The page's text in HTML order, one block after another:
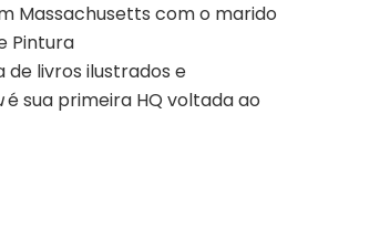
Massachusetts com o marido
Pintura
livros ilustrados e
é sua primeira HQ voltada ao